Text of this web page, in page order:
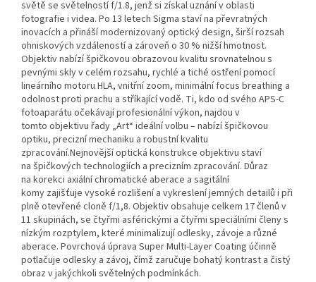
světě se světelností f/1.8, jenž si získal uznání v oblasti
fotografie i videa. Po 13 letech Sigma staví na převratných
inovacích a přináší modernizovaný optický design, širší rozsah
ohniskových vzdáleností a zároveň o 30 % nižší hmotnost.
Objektiv nabízí špičkovou obrazovou kvalitu srovnatelnou s
pevnými skly v celém rozsahu, rychlé a tiché ostření pomocí
lineárního motoru HLA, vnitřní zoom, minimální focus breathing a
odolnost proti prachu a stříkající vodě. Ti, kdo od svého APS-C
fotoaparátu očekávají profesionální výkon, najdou v
tomto objektivu řady „Art“ ideální volbu – nabízí špičkovou
optiku, precizní mechaniku a robustní kvalitu
zpracování.Nejnovější optická konstrukce objektivu staví
na špičkových technologiích a precizním zpracování. Důraz
na korekci axiální chromatické aberace a sagitální
komy zajišťuje vysoké rozlišení a vykreslení jemných detailů i při
plně otevřené cloně f/1,8. Objektiv obsahuje celkem 17 členů v
11 skupinách, se čtyřmi asférickými a čtyřmi speciálními členy s
nízkým rozptylem, které minimalizují odlesky, závoje a různé
aberace. Povrchová úprava Super Multi-Layer Coating účinně
potlačuje odlesky a závoj, čímž zaručuje bohatý kontrast a čistý
obraz v jakýchkoli světelných podmínkách.